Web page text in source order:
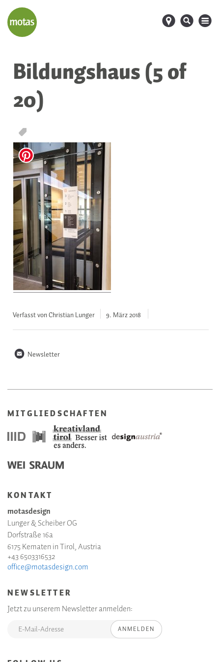
d s M
Bildungshaus (5 of
20)
T
Verfasst von Christian Lunger 9. März2018
n Newsletter
MITGLIEDSCHAFTEN
KONTAKT
motasdesign
Lunger & Scheiber OG
Dorfstraße 16a
6175 Kematen in Tirol, Austria
+43 6503316532
office@motasdesign.com
NEWSLETTER
Jetzt zu unserem Newsletter anmelden:
ANMELDEN